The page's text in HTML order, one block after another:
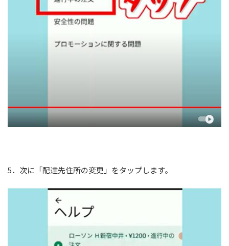
5．次に「配達先住所の変更」をタップします。